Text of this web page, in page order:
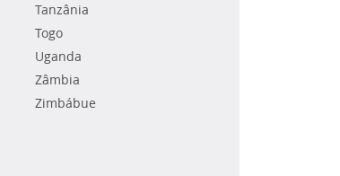
Tanzânia
Togo
Uganda
Zâmbia
Zimbábue